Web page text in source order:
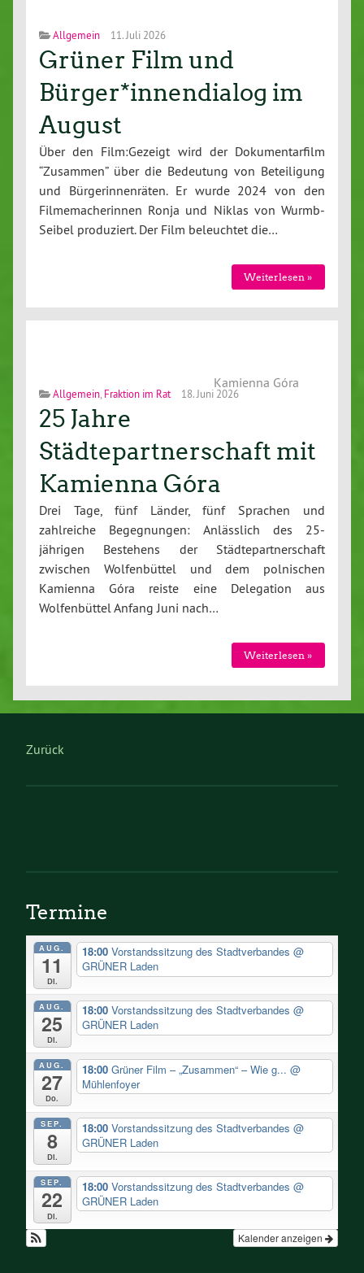
Allgemein 11. Juli 2026
Grüner Film und
Bürger*innendialog im
August
Über den Film:Gezeigt wird der Dokumentarfilm
“Zusammen” über die Bedeutung von Beteiligung
und Bürgerinnenräten. Er wurde 2024 von den
Filmemacherinnen Ronja und Niklas von Wurmb-
Seibel produziert. Der Film beleuchtet die…
Weiterlesen »
Kamienna Góra
Allgemein Fraktion im Rat 18. Juni 2026
25 Jahre
Städtepartnerschaft mit
Kamienna Góra
Drei Tage, fünf Länder, fünf Sprachen und
zahlreiche Begegnungen: Anlässlich des 25-
jährigen Bestehens der Städtepartnerschaft
zwischen Wolfenbüttel und dem polnischen
Kamienna Góra reiste eine Delegation aus
Wolfenbüttel Anfang Juni nach…
Weiterlesen »
Zurück
Termine
AUG.
11
Di.
18:00 Vorstandssitzung des Stadtverbandes @
GRÜNER Laden
AUG.
25
Di.
18:00 Vorstandssitzung des Stadtverbandes @
GRÜNER Laden
AUG.
27
Do.
18:00 Grüner Film – „Zusammen“ – Wie g... @
Mühlenfoyer
SEP.
8
Di.
18:00 Vorstandssitzung des Stadtverbandes @
GRÜNER Laden
SEP.
22
Di.
18:00 Vorstandssitzung des Stadtverbandes @
GRÜNER Laden
Kalender anzeigen